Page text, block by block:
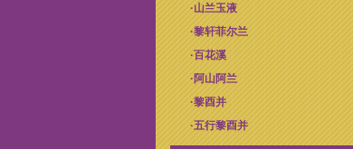
·山兰玉液
·黎轩菲尔兰
·百花溪
· 阿山阿兰
·黎酉并
·五行黎酉并